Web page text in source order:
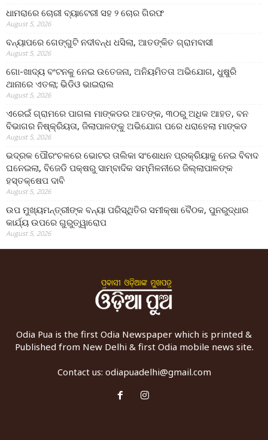
ଧାମରାରେ ଚୋରୀ ବ୍ୟାଟେରୀ ସହ ୨ ଚୋର ଗିରଫ
August 5, 2026
ବନ୍ୟାପରେ ଗେଙ୍ଗୁଟି ନଦୀବନ୍ଧ ଧସିଲା, ଆତଙ୍କିତ ଗ୍ରାମବାସୀ
August 5, 2026
ଗୋ-ଖାଦ୍ୟ ବଂଟନକୁ ନେଇ ଉତେଜନା, ଅନିୟମିତତା ଅଭିଯୋଗ, ଧୁଷୁରି
ଥାନାରେ ଏତଲା; ଭିଡିଓ ଭାଇରାଲ
August 5, 2026
ଏରେଇଁ ଗ୍ରାମରେ ପାଗଳା ମାଙ୍କଡର ଆତଙ୍କ, ୩୦ରୁ ଅଧିକ ଆହତ, ବନ
ବିଭାଗର ନିଷ୍କ୍ରିୟତା, ଜିଲାପାଳଙ୍କୁ ଅଭିଯୋଗ ପରେ ଧରାହେଲା ମାଙ୍କଡ
August 5, 2026
ଭଦ୍ରକ ପୌରଂଚଳରେ ଭୋଟର ତାଲିକା ସଂଶୋଧନ ପ୍ରକ୍ରିୟାକୁ ନେଇ ବିବାଦ
ଘନେଇଲା, ବିଜେଡି ପକ୍ଷରୁ ସାମ୍ବାଦିକ ସମ୍ମିଳନୀରେ ଜିଲ୍ଲାପାଳଙ୍କ
ହସ୍ତକ୍ଷେପ ଦାବି
August 5, 2026
ଉପ ମୁଖ୍ୟମନ୍ତ୍ରୀଙ୍କ ବନ୍ୟା ପରିସ୍ଥିତିର ସମୀକ୍ଷା ବୈଠକ, ପୁନରୁଦ୍ଧାର
କାର୍ଯ୍ୟ ଉପରେ ଗୁରୁତ୍ୱାରୋପ
August 5, 2026
Odia Pua is the first Odia Newspaper which is printed &
Published from New Delhi & first Odia mobile news site.
Contact us: odiapuadelhi@gmail.com